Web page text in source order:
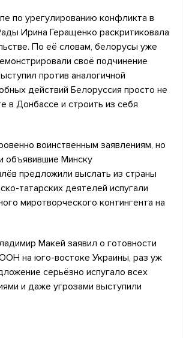
по урегулированию конфликта в
Ирина Геращенко раскритиковала
По её словам, белорусы уже
своё подчинение
против аналогичной
действий Белоруссия просто не
в Донбассе и строить из себя
воинственным заявлениям, но
объявившие Минску
предложили выслать из страны
татарских деятелей испугали
миротворческого контингента на
Макей заявил о готовности
на юго-востоке Украины, раз уж
серьёзно испугало всех
и даже угрозами выступили